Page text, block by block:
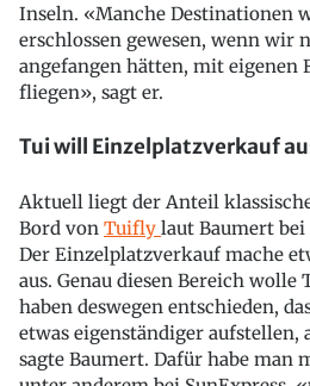
Inseln. «Manche Destinationen
erschlossen gewesen, wenn wir
angefangen hätten, mit eigenen
fliegen», sagt er.
Tui will Einzelplatzverkauf
Aktuell liegt der Anteil
Bord von Tuifly laut Baumert
Der Einzelplatzverkauf mache
aus. Genau diesen Bereich
haben deswegen entschieden,
etwas eigenständiger
sagte Baumert. Dafür habe man